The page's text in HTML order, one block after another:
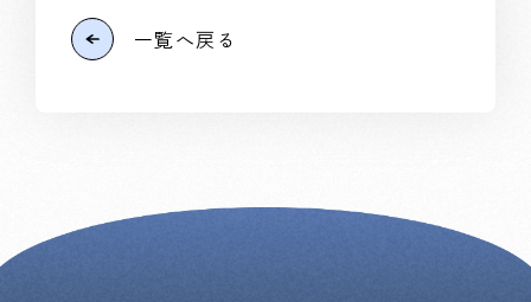
一覧へ戻る